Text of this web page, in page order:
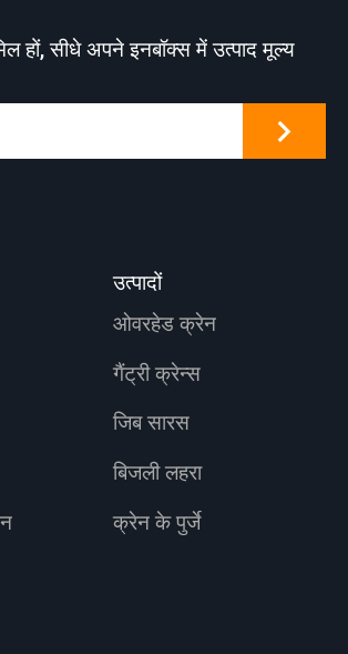
हों, सीधे अपने इनबॉक्स में उत्पाद मूल्य
उत्पादों
ओवरहेड क्रेन
गैंट्री क्रेन्स
जिब सारस
बिजली लहरा
क्रेन के पुर्जे